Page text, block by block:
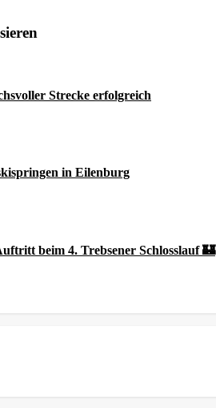
und
Strecke erfolgreich
in Eilenburg
beim 4. Trebsener Schlosslauf 🏰